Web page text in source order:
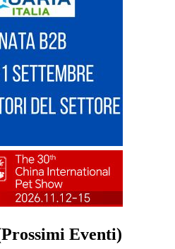
Eventi)